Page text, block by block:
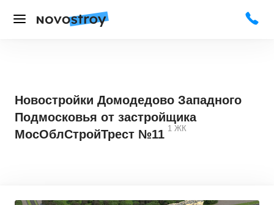
Новостройки Домодедово Западного
Подмосковья от застройщика
МосОблСтройТрест №11 1 ЖК